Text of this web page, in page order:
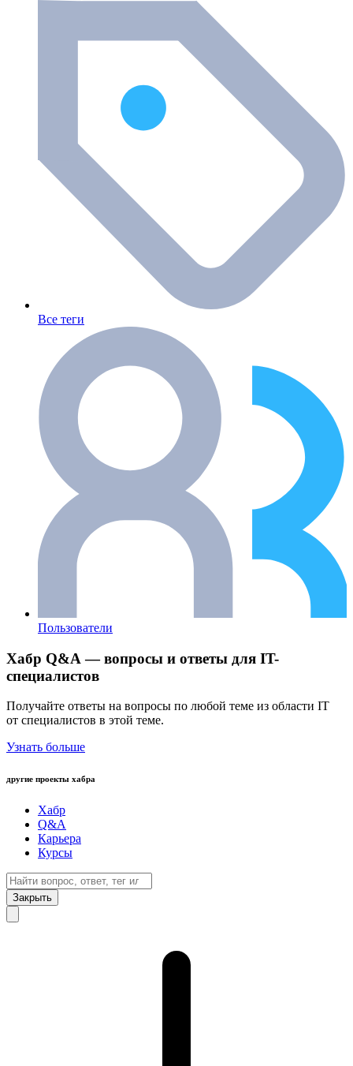
Все теги
Пользователи
Хабр Q&A — вопросы и ответы для IT-
специалистов
Получайте ответы на вопросы по любой теме из области IT
от специалистов в этой теме.
Узнать больше
другие проекты хабра
Хабр
Q&A
Карьера
Курсы
Закрыть